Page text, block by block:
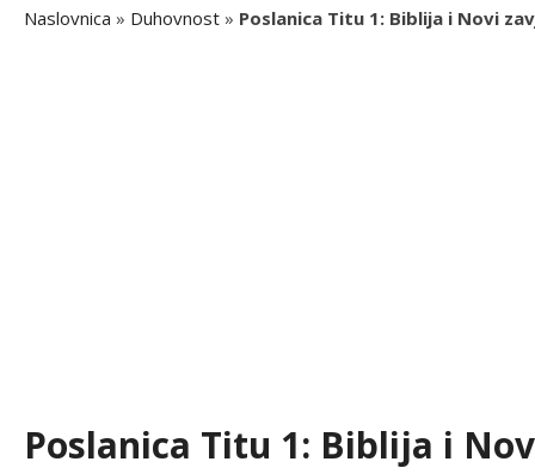
Naslovnica » Duhovnost » Poslanica Titu 1: Biblija i Novi
Poslanica Titu 1: Biblija i